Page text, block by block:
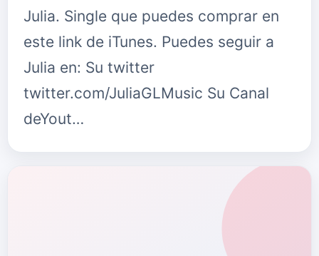
Julia. Single que puedes comprar en
este link de iTunes. Puedes seguir a
Julia en: Su twitter
twitter.com/JuliaGLMusic Su Canal
deYout…